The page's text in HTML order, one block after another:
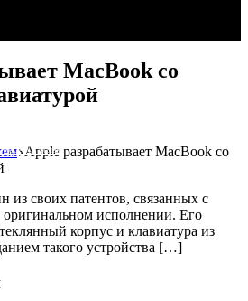
MacBook со
облако
Apple разрабатывает MacBook со
из своих патентов, связанных с
исполнении. Его
корпус и клавиатура из
такого устройства […]